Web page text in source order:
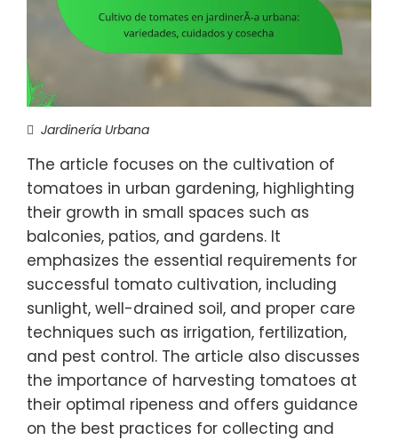
Jardinería Urbana
The article focuses on the cultivation of
tomatoes in urban gardening, highlighting
their growth in small spaces such as
balconies, patios, and gardens. It
emphasizes the essential requirements for
successful tomato cultivation, including
sunlight, well-drained soil, and proper care
techniques such as irrigation, fertilization,
and pest control. The article also discusses
the importance of harvesting tomatoes at
their optimal ripeness and offers guidance
on the best practices for collecting and